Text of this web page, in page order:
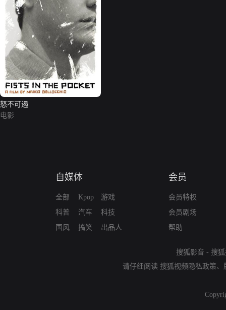
怒不可遏
电影
自媒体
全部
科普
国风
Kpop
汽车
搞笑
游戏
科技
出品人
会员
会员特权
会员剧场
帮助
搜狐影音 - 搜
请仔细阅读 搜狐视频隐私政策、